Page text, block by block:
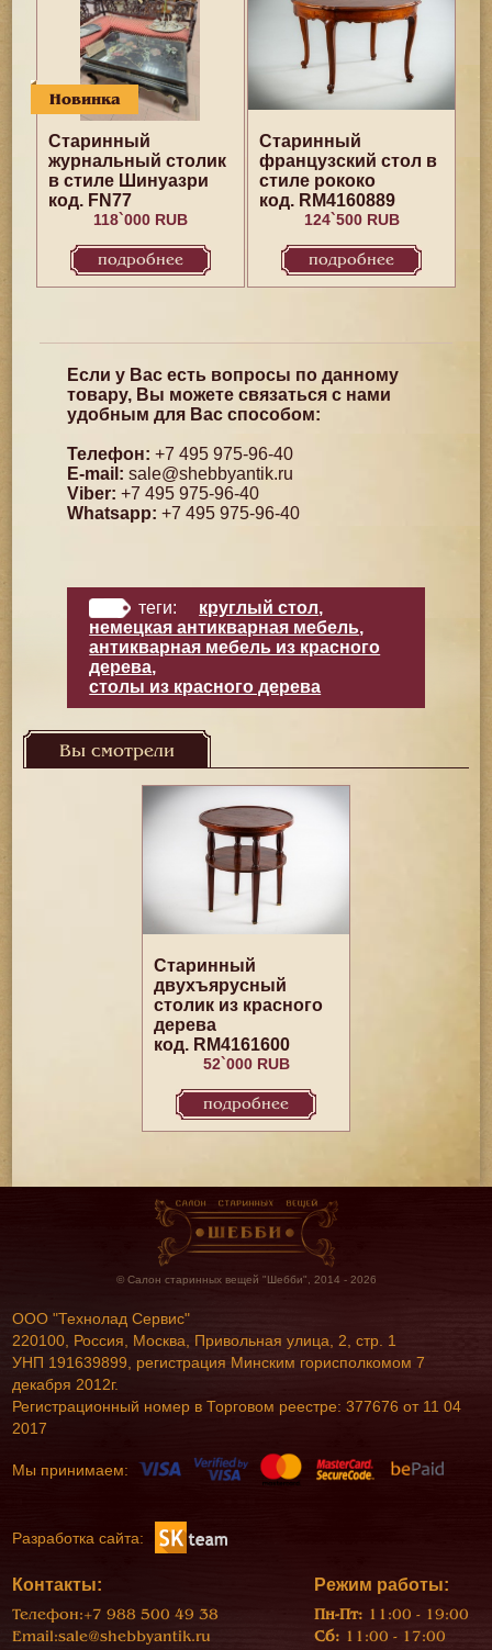
Новинка
Старинный
журнальный столик
в стиле Шинуазри
код. FN77
118`000 RUB
подробнее
Старинный
французский стол в
стиле рококо
код. RM4160889
124`500 RUB
подробнее
Если у Вас есть вопросы по данному
товару, Вы можете связаться с нами
удобным для Вас способом:
Телефон: +7 495 975-96-40
E-mail: sale@shebbyantik.ru
Viber: +7 495 975-96-40
Whatsapp: +7 495 975-96-40
теги: круглый стол,
немецкая антикварная мебель,
антикварная мебель из красного
дерева,
столы из красного дерева
Вы смотрели
Старинный
двухъярусный
столик из красного
дерева
код. RM4161600
52`000 RUB
подробнее
© Салон старинных вещей "Шебби", 2014 - 2026
ООО "Технолад Сервис"
220100, Россия, Москва, Привольная улица, 2, стр. 1
УНП 191639899, регистрация Минским горисполкомом 7
декабря 2012г.
Регистрационный номер в Торговом реестре: 377676 от 11 04
2017
Мы принимаем:
Разработка сайта:
Контакты:
Телефон:+7 988 500 49 38
Email:sale@shebbyantik.ru
Режим работы:
Пн-Пт: 11:00 - 19:00
Сб: 11:00 - 17:00